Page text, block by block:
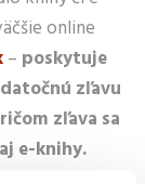
online
– poskytuje
zľavu
zľava sa
e-knihy.